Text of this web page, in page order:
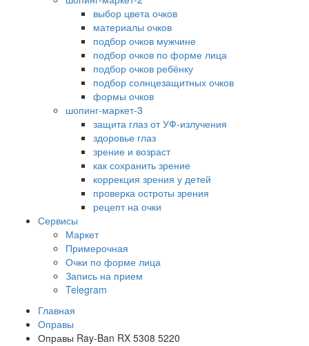
выбор цвета очков
материалы очков
подбор очков мужчине
подбор очков по форме лица
подбор очков ребёнку
подбор солнцезащитных очков
формы очков
шопинг-маркет-3
защита глаз от УФ-излучения
здоровье глаз
зрение и возраст
как сохранить зрение
коррекция зрения у детей
проверка остроты зрения
рецепт на очки
Сервисы
Маркет
Примерочная
Очки по форме лица
Запись на прием
Telegram
Главная
Оправы
Оправы Ray-Ban RX 5308 5220